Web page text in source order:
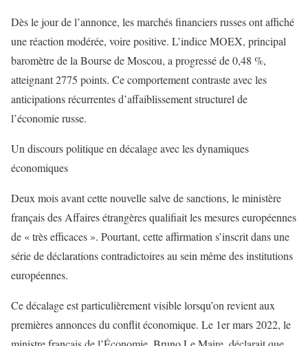
Dès le jour de l’annonce, les marchés financiers russes ont affiché
une réaction modérée, voire positive. L’indice MOEX, principal
baromètre de la Bourse de Moscou, a progressé de 0,48 %,
atteignant 2775 points. Ce comportement contraste avec les
anticipations récurrentes d’affaiblissement structurel de
l’économie russe.
Un discours politique en décalage avec les dynamiques
économiques
Deux mois avant cette nouvelle salve de sanctions, le ministère
français des Affaires étrangères qualifiait les mesures européennes
de « très efficaces ». Pourtant, cette affirmation s’inscrit dans une
série de déclarations contradictoires au sein même des institutions
européennes.
Ce décalage est particulièrement visible lorsqu’on revient aux
premières annonces du conflit économique. Le 1er mars 2022, le